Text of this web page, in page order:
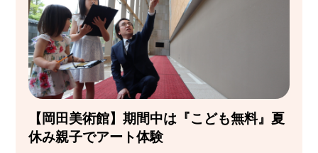
【岡田美術館】期間中は『こども無料』夏
休み親子でアート体験